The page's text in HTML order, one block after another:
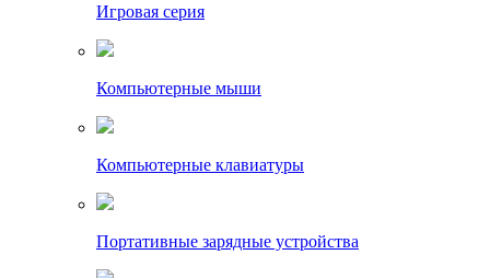
Игровая серия
Компьютерные мыши
Компьютерные клавиатуры
Портативные зарядные устройства